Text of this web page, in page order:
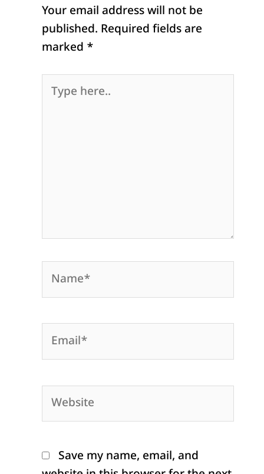
Your email address will not be
published. Required fields are
marked *
here..
Email*
Website
Save my name, email, and